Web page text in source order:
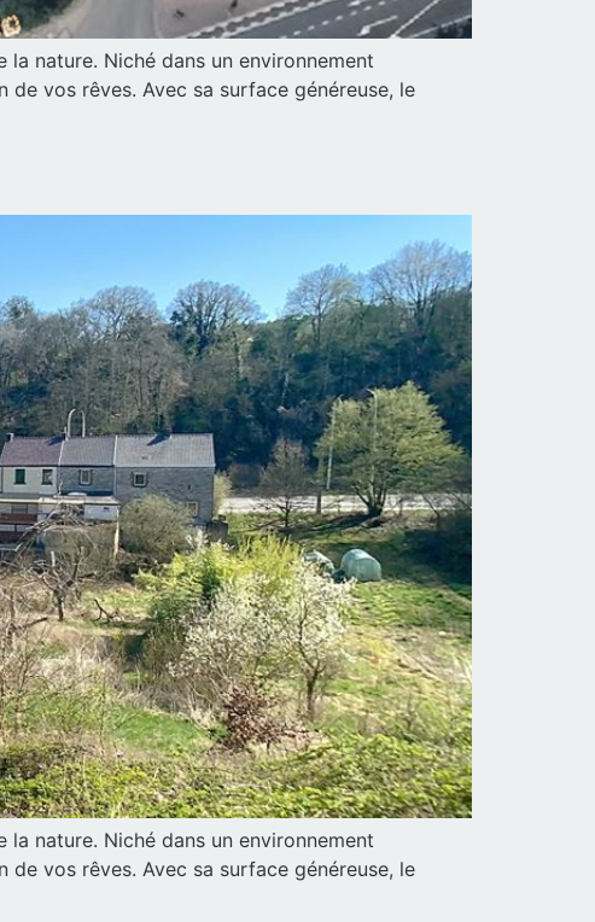
nature. Niché dans un environnement
vos rêves. Avec sa surface généreuse, le
nature. Niché dans un environnement
vos rêves. Avec sa surface généreuse, le